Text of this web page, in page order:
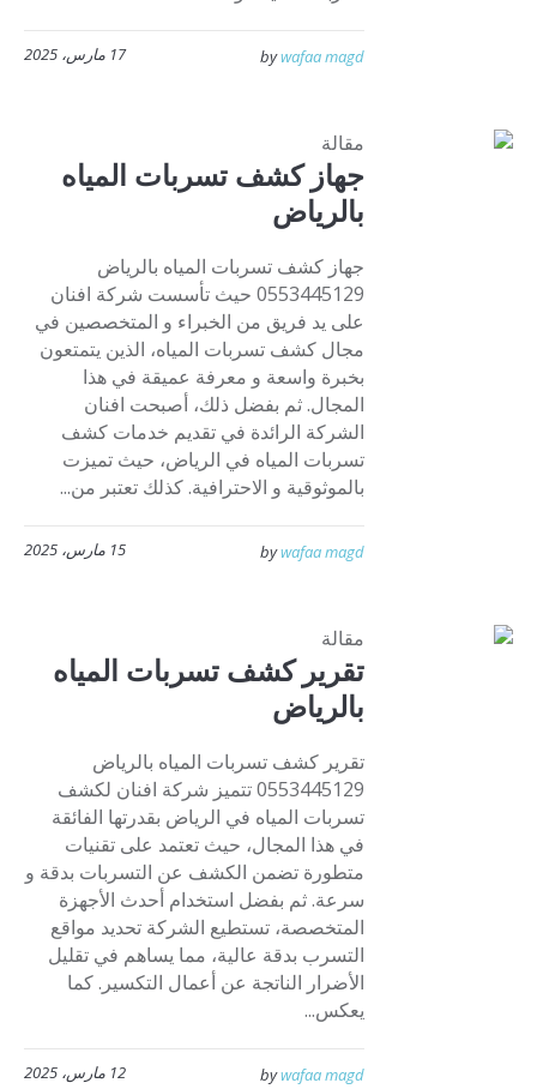
17 مارس، 2025 bywafaa magd
مقالة
جهاز كشف تسربات المياه
بالرياض
جهاز كشف تسربات المياه بالرياض
0553445129 حيث تأسست شركة افنان
على يد فريق من الخبراء و المتخصصين في
مجال كشف تسربات المياه، الذين يتمتعون
بخبرة واسعة و معرفة عميقة في هذا
المجال. ثم بفضل ذلك، أصبحت افنان
الشركة الرائدة في تقديم خدمات كشف
تسربات المياه في الرياض، حيث تميزت
بالموثوقية و الاحترافية. كذلك تعتبر من...
15 مارس، 2025 bywafaa magd
مقالة
تقرير كشف تسربات المياه
بالرياض
تقرير كشف تسربات المياه بالرياض
0553445129 تتميز شركة افنان لكشف
تسربات المياه في الرياض بقدرتها الفائقة
في هذا المجال، حيث تعتمد على تقنيات
متطورة تضمن الكشف عن التسربات بدقة و
سرعة. ثم بفضل استخدام أحدث الأجهزة
المتخصصة، تستطيع الشركة تحديد مواقع
التسرب بدقة عالية، مما يساهم في تقليل
الأضرار الناتجة عن أعمال التكسير. كما
يعكس...
12 مارس، 2025 bywafaa magd